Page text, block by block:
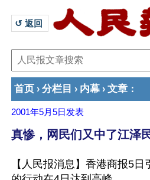
↺ 返回
首页 › 分栏目 › 内幕 › 文章 ：
2001年5月5日 发表
真惨，网民们又中了江泽
【人民报消息】香港商报5